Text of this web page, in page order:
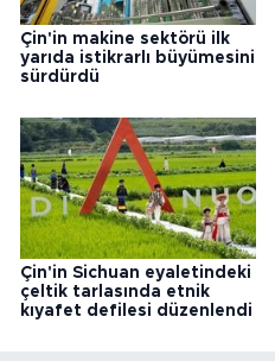
Çin'in makine sektörü ilk
yarıda istikrarlı büyümesini
sürdürdü
Çin'in Sichuan eyaletindeki
çeltik tarlasında etnik
kıyafet defilesi düzenlendi